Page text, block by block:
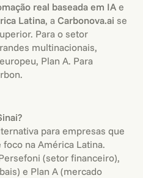
real baseada em IA e
Latina, a Carbonova.ai se
Para o setor
multinacionais,
Plan A. Para
para empresas que
na América Latina.
(setor financeiro),
e Plan A (mercado